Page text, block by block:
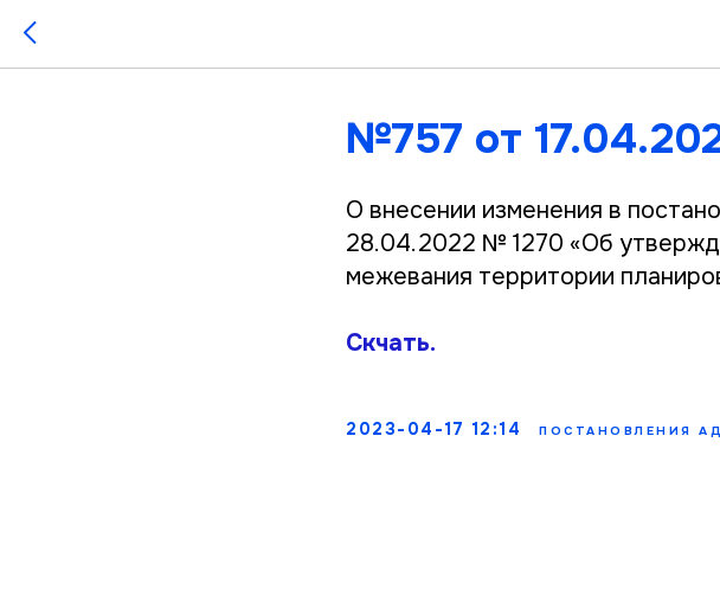
№757 от
О внесении изменения в
28.04.2022 № 1270 «Об
межевания территории
Скчать.
2023-04-17 12:14 ПОСТАНОВЛЕНИЯ